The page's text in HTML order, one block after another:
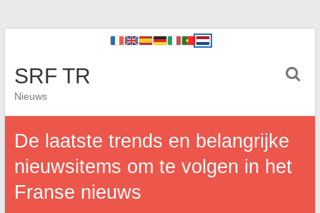
SRF TR
Nieuws
De laatste trends en belangrijke
nieuwsitems om te volgen in het
Franse nieuws